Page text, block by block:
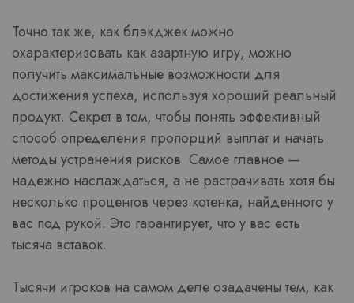
Точно так же, как блэкджек можно
охарактеризовать как азартную игру, можно
получить максимальные возможности для
достижения успеха, используя хороший реальный
продукт. Секрет в том, чтобы понять эффективный
способ определения пропорций выплат и начать
методы устранения рисков. Самое главное —
надежно наслаждаться, а не растрачивать хотя бы
несколько процентов через котенка, найденного у
вас под рукой. Это гарантирует, что у вас есть
тысяча вставок.
Тысячи игроков на самом деле озадачены тем, как